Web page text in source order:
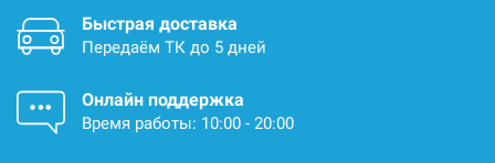
Быстрая доставка
Передаём ТК до 5 дней
Онлайн поддержка
Время работы: 10:00 - 20:00